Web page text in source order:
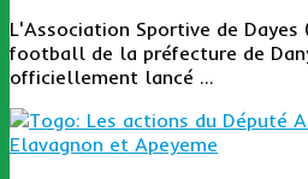
L'Association Sportive de
football de la préfecture de
officiellement lancé ...